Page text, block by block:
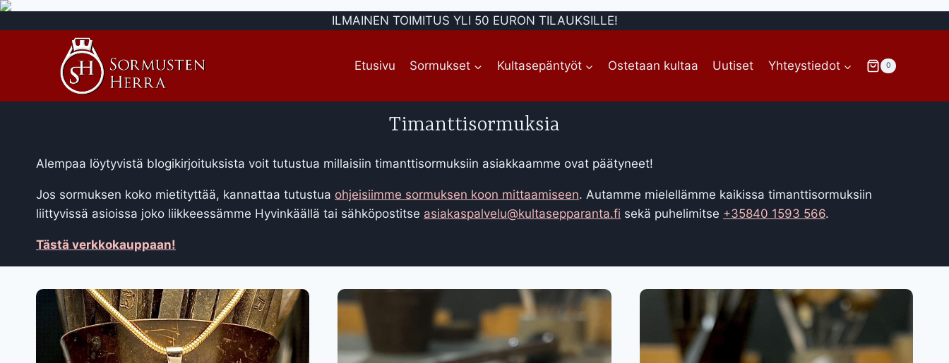
ILMAINEN TOIMITUS YLI 50 EURON TILAUKSILLE!
Etusivu Sormukset Kultasepäntyöt Ostetaan kultaa Uutiset Yhteystiedot 0
Timanttisormuksia
Alempaa löytyvistä blogikirjoituksista voit tutustua millaisiin timanttisormuksiin asiakkaamme ovat päätyneet!
Jos sormuksen koko mietityttää, kannattaa tutustua ohjeisiimme sormuksen koon mittaamiseen. Autamme mielellämme kaikissa timanttisormuksiin
liittyvissä asioissa joko liikkeessämme Hyvinkäällä tai sähköpostitse asiakaspalvelu@kultasepparanta.fi sekä puhelimitse +35840 1593 566.
Tästä verkkokauppaan!